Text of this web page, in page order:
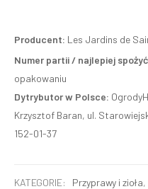
Producent: Les Jardins de
Numer partii / najlepiej
opakowaniu
Dytrybutor w Polsce:
Krzysztof Baran, ul.
152-01-37
KATEGORIE: Przyprawy i zioła,